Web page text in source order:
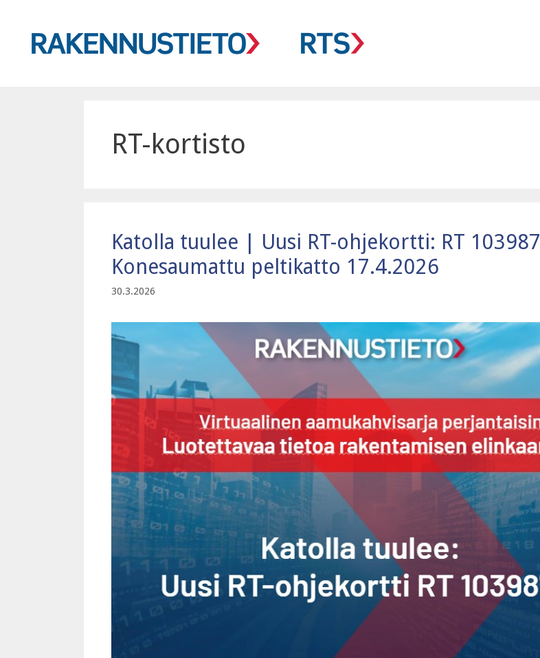
RT-kortisto
Katolla tuulee | Uusi RT-ohjekortti: RT 103987
Konesaumattu peltikatto 17.4.2026
30.3.2026